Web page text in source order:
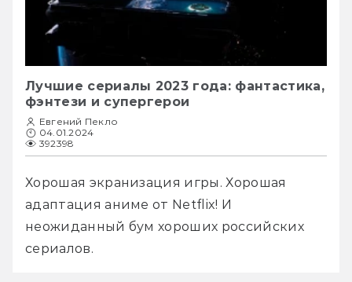
Лучшие сериалы 2023 года: фантастика,
фэнтези и супергерои
Евгений Пекло
04.01.2024
392398
Хорошая экранизация игры. Хорошая
адаптация аниме от Netflix! И
неожиданный бум хороших российских
сериалов.